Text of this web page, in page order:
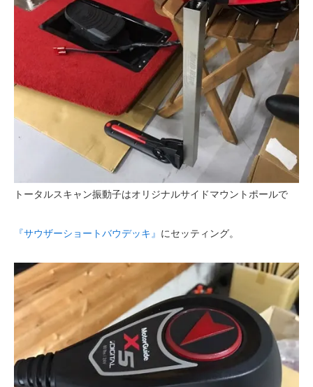
トータルスキャン振動子はオリジナルサイドマウントポールで
『サウザーショートバウデッキ』 にセッティング。